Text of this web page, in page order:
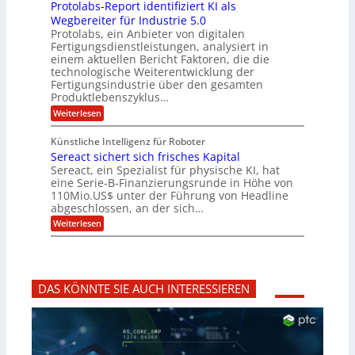
rt
e
i
n
a
m
e
r
i
k
a
c
en
t
r
u
m
f
ü
r
3
D
-
D
r
u
c
k
f
ü
r
d
e
n
M
a
s
c
h
n
e
n
-
u
n
d
A
n
e
n
t
q
u
a
n
t
e
n
k
r
y
p
t
o
g
r
a
f
i
e
:
f
z
e
i
Protolabs-Report identifiziert KI als
Wegbereiter für Industrie 5.0
Protolabs, ein Anbieter von digitalen
Fertigungsdienstleistungen, analysiert in
einem aktuellen Bericht Faktoren, die die
technologische Weiterentwicklung der
Fertigungsindustrie über den gesamten
Produktlebenszyklus…
Weiterlesen:
P
o
t
o
l
a
b
s
-
R
r
i
Künstliche Intelligenz für Roboter
Sereact sichert sich frisches Kapital
Sereact, ein Spezialist für physische KI, hat
eine Serie-B-Finanzierungsrunde in Höhe von
110Mio.US$ unter der Führung von Headline
abgeschlossen, an der sich…
Weiterlesen:
S
a
c
t
s
DAS KÖNNTE SIE AUCH INTERESSIEREN